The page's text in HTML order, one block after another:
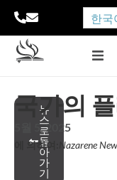
한국
뉴
스
로
돌
아
가
기
국가의
5월 5, 2025
에 의하여: Nazarene